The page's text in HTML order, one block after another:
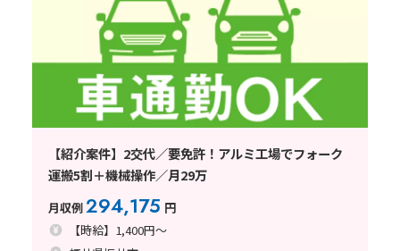
【紹介案件】2交代／要免許！アルミ工場でフォーク
運搬5割＋機械操作／月29万
月収例294,175 円
【時給】1,400円～